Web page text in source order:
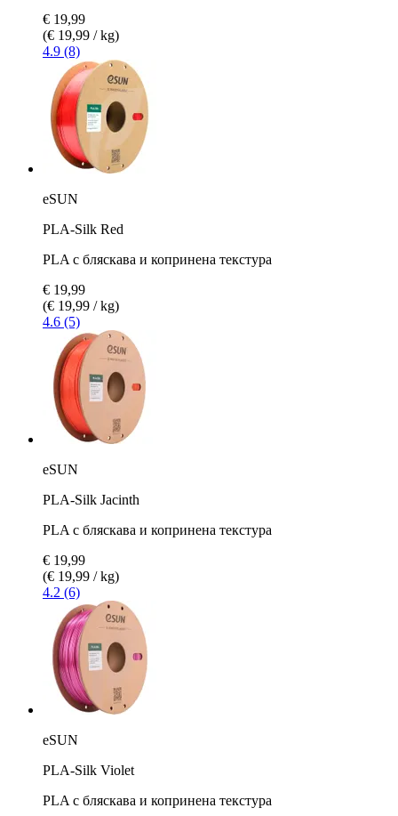
€ 19,99
(€ 19,99 / kg)
4.9 (8)
eSUN
PLA-Silk Red
PLA с бляскава и копринена текстура
€ 19,99
(€ 19,99 / kg)
4.6 (5)
eSUN
PLA-Silk Jacinth
PLA с бляскава и копринена текстура
€ 19,99
(€ 19,99 / kg)
4.2 (6)
eSUN
PLA-Silk Violet
PLA с бляскава и копринена текстура